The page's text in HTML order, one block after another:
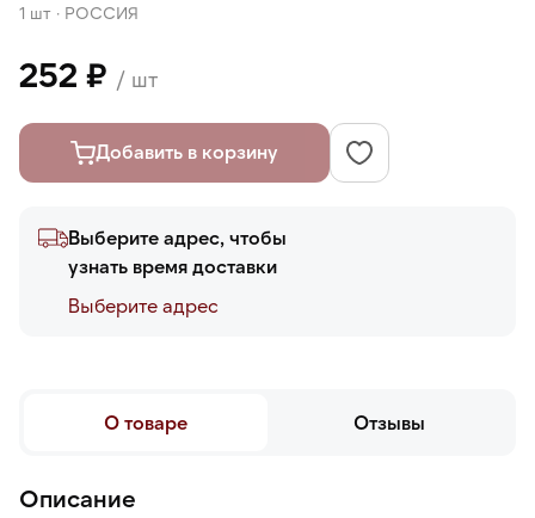
1 шт · РОССИЯ
252 ₽ / шт
Добавить в корзину
Выберите адрес, чтобы
узнать время доставки
Выберите адреc
О товаре Отзывы
Описание